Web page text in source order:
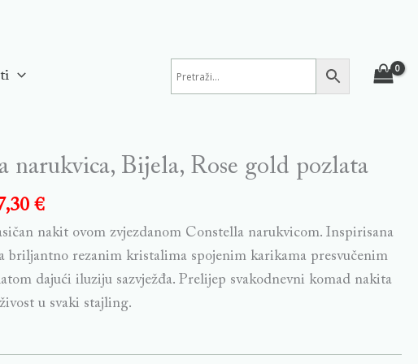
narukvica, Bijela, Rose gold pozlata
€
nakit ovom zvjezdanom Constella narukvicom. Inspirisana
briljantno rezanim kristalima spojenim karikama presvučenim
dajući iluziju sazvježđa. Prelijep svakodnevni komad nakita
u svaki stajling.